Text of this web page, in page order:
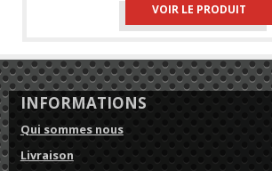
VOIR LE PRODUIT
INFORMATIONS
Qui sommes nous
Livraison